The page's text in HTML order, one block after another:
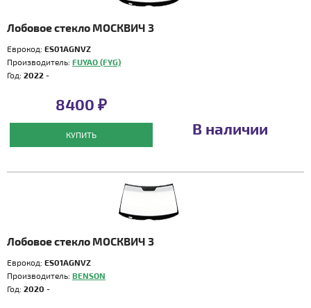
Лобовое стекло МОСКВИЧ 3
Еврокод: ES01AGNVZ
Производитель: FUYAO (FYG)
Год: 2022 -
8400 ₽
КУПИТЬ В наличии
Лобовое стекло МОСКВИЧ 3
Еврокод: ES01AGNVZ
Производитель: BENSON
Год: 2020 -